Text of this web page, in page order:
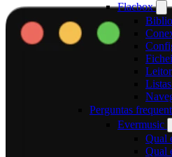
Flacbox
Perguntas
Evermusic
Qual
Qual